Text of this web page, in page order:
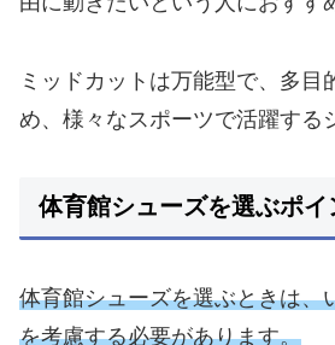
ミッドカットは万能型で、多目
め、様々なスポーツで活躍する
体育館シューズを選ぶポイ
体育館シューズを選ぶときは、
を考慮する必要があります。